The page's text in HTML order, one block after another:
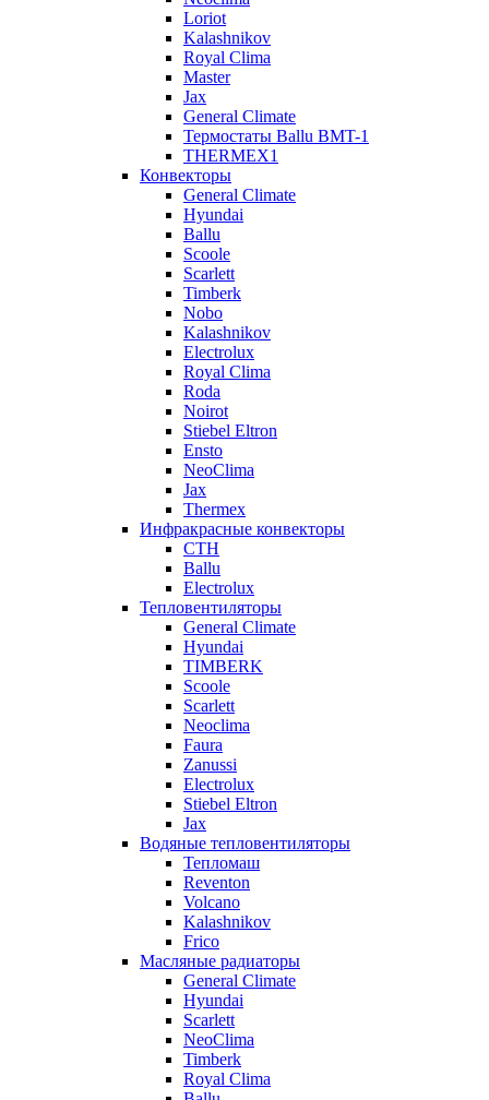
Loriot
Kalashnikov
Royal Clima
Master
Jax
General Climate
Термостаты Ballu BMT-1
THERMEX1
Конвекторы
General Climate
Hyundai
Ballu
Scoole
Scarlett
Timberk
Nobo
Kalashnikov
Electrolux
Royal Clima
Roda
Noirot
Stiebel Eltron
Ensto
NeoClima
Jax
Thermex
Инфракрасные конвекторы
CTH
Ballu
Electrolux
Тепловентиляторы
General Climate
Hyundai
TIMBERK
Scoole
Scarlett
Neoclima
Faura
Zanussi
Electrolux
Stiebel Eltron
Jax
Водяные тепловентиляторы
Тепломаш
Reventon
Volcano
Kalashnikov
Frico
Масляные радиаторы
General Climate
Hyundai
Scarlett
NeoClima
Timberk
Royal Clima